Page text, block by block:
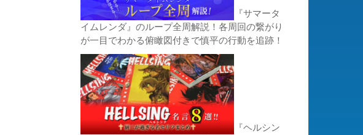
『サマータ
イムレンダ』のループ全周解説！各周回の繋がり
が一目でわかる俯瞰図付きで慎平の行動を追跡！
『ヘルシン